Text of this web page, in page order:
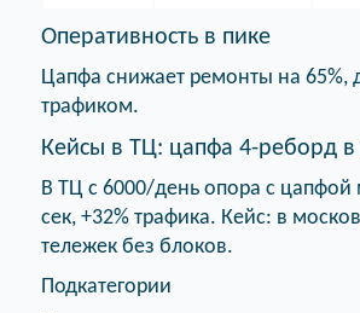
Оперативность в пике
Цапфа снижает ремонты на 65%,
трафиком.
Кейсы в ТЦ: цапфа 4-реборд в
В ТЦ с 6000/день опора с цапфой
сек, +32% трафика. Кейс: в
тележек без блоков.
Подкатегории